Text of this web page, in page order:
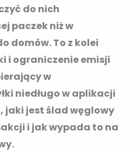
do nich
paczek niż w
domów. To z kolei
i ograniczenie emisji
w
niedługo w aplikacji
jaki jest ślad węglowy
i jak wypada to na